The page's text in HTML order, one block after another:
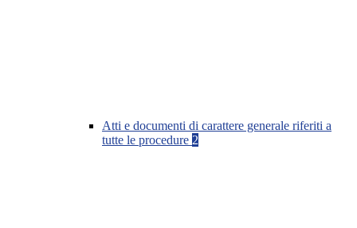
Atti e documenti di carattere generale riferiti a
tutte le procedure 2